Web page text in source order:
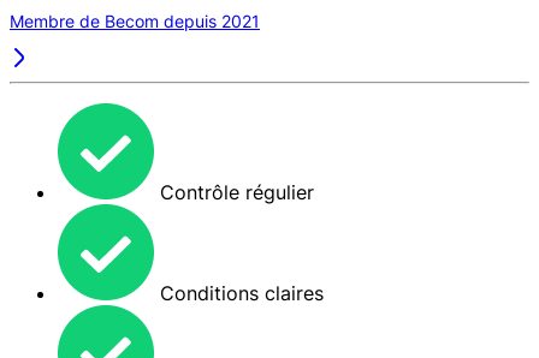
Membre de Becom depuis 2021
Contrôle régulier
Conditions claires